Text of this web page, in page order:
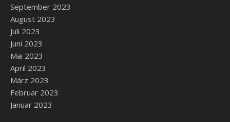
September 2023
August 2023
Juli 2023
Juni 2023
Mai 2023
April 2023
März 2023
Februar 2023
Januar 2023